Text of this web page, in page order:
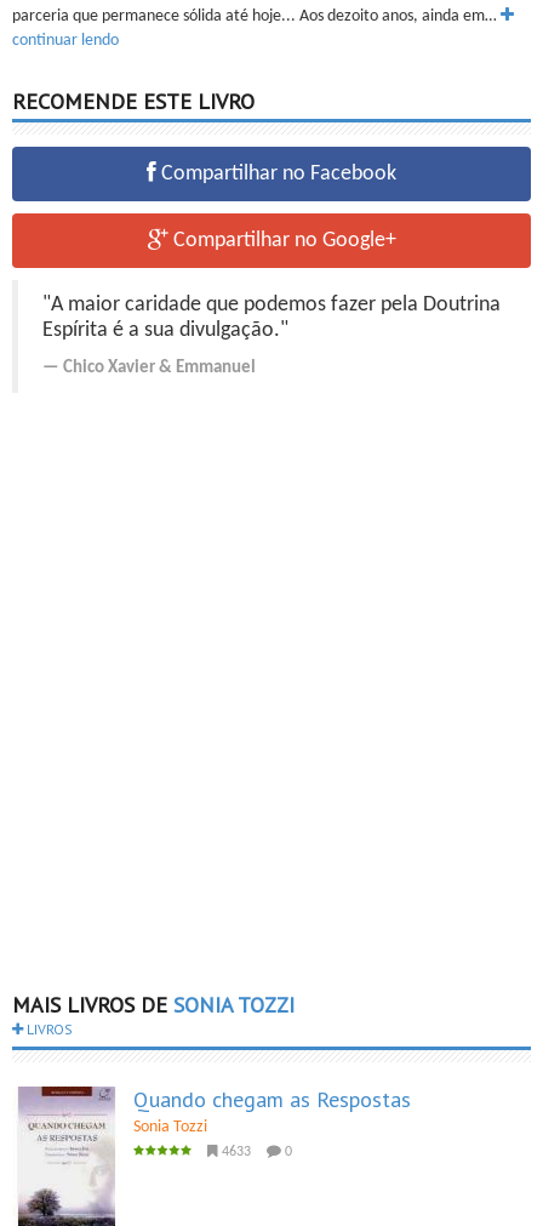
parceria que permanece sólida até hoje... Aos dezoito anos, ainda em…
continuar lendo
RECOMENDE ESTE LIVRO
Compartilhar no Facebook
Compartilhar no Google+
"A maior caridade que podemos fazer pela Doutrina
Espírita é a sua divulgação."
Chico Xavier & Emmanuel
MAIS LIVROS DE SONIA TOZZI
LIVROS
Quando chegam as Respostas
Sonia Tozzi
4633 0